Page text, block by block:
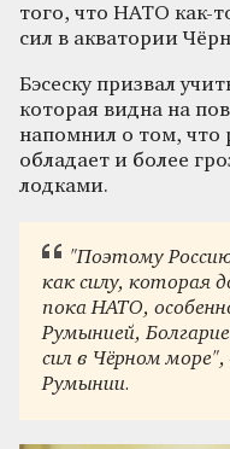
того, что НАТО как-
сил в акватории
Бэсеску призвал
которая видна на
напомнил о том, что
обладает и более
лодками.
"Поэтому
как силу, которая
пока НАТО,
Румынией,
сил в Чёрном
Румынии.